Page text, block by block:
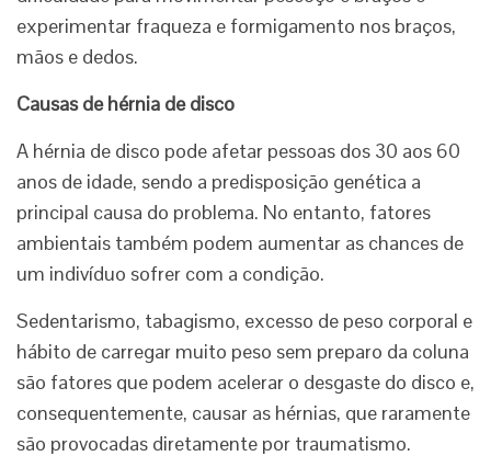
experimentar fraqueza e formigamento nos braços,
mãos e dedos.
Causas de hérnia de disco
A hérnia de disco pode afetar pessoas dos 30 aos 60
anos de idade, sendo a predisposição genética a
principal causa do problema. No entanto, fatores
ambientais também podem aumentar as chances de
um indivíduo sofrer com a condição.
Sedentarismo, tabagismo, excesso de peso corporal e
hábito de carregar muito peso sem preparo da coluna
são fatores que podem acelerar o desgaste do disco e,
consequentemente, causar as hérnias, que raramente
são provocadas diretamente por traumatismo.